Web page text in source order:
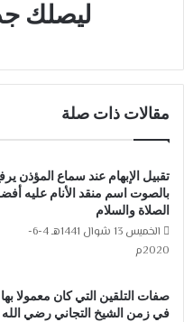
ليصلك
مقالات ذات صلة
تقبيل الإبهام عند سماع المؤذن
بالصوت اسم منقد الأنام عليه
الصلاة والسلام
الخميس 13 شوال 1441هـ 4-6-
2020م
صفات التلقين التي كان معمولا بها
في زمن الشيخ التجاني رضي الله